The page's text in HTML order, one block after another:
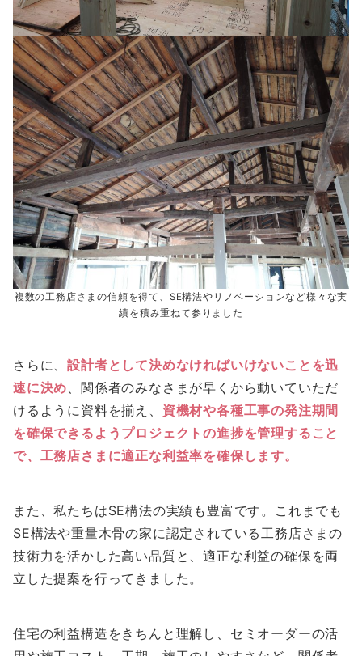
複数の工務店さまの信頼を得て、SE構法やリノベーションなど様々な実
績を積み重ねて参りました
さらに、設計者として決めなければいけないことを迅
速に決め 、関係者のみなさまが早くから動いていただ
けるように資料を揃え、 資機材や各種工事の発注期間
を確保できるようプロジェクトの進捗を管理すること
で、工務店さまに適正な利益率を確保します。
また、私たちはSE構法の実績も豊富です。これまでも
SE構法や重量木骨の家に認定されている工務店さまの
技術力を活かした高い品質と、適正な利益の確保を両
立した提案を行ってきました。
住宅の利益構造をきちんと理解し、セミオーダーの活